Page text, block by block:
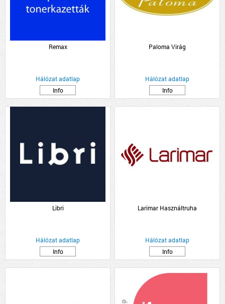
Remax
Hálózat adatlap
Info
Paloma Virág
Hálózat adatlap
Info
Libri
Hálózat adatlap
Info
Larimar Használtruha
Hálózat adatlap
Info